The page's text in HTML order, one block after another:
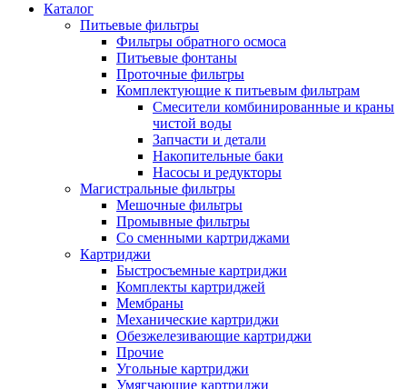
Каталог
Питьевые фильтры
Фильтры обратного осмоса
Питьевые фонтаны
Проточные фильтры
Комплектующие к питьевым фильтрам
Смесители комбинированные и краны
чистой воды
Запчасти и детали
Накопительные баки
Насосы и редукторы
Магистральные фильтры
Мешочные фильтры
Промывные фильтры
Со сменными картриджами
Картриджи
Быстросъемные картриджи
Комплекты картриджей
Мембраны
Механические картриджи
Обезжелезивающие картриджи
Прочие
Угольные картриджи
Умягчающие картриджи